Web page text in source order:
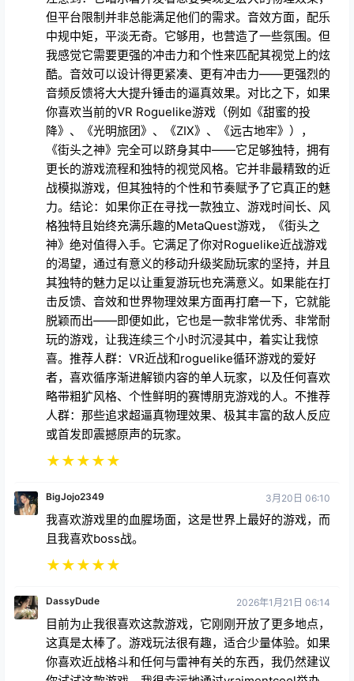
中规中矩，平淡无奇。它够用，也营造了一些氛围。但
我感觉它需要更强的冲击力和个性来匹配其视觉上的炫
酷。音效可以设计得更紧凑、更有冲击力——更强烈的
音频反馈将大大提升锤击的逼真效果。对比之下，如果
你喜欢当前的VR Roguelike游戏（例如《甜蜜的投
降》、《光明旅团》、《ZIX》、《远古地牢》），
《街头之神》完全可以跻身其中——它足够独特，拥有
更长的游戏流程和独特的视觉风格。它并非最精致的近
战模拟游戏，但其独特的个性和节奏赋予了它真正的魅
力。结论：如果你正在寻找一款独立、游戏时间长、风
格独特且始终充满乐趣的MetaQuest游戏，《街头之
神》绝对值得入手。它满足了你对Roguelike近战游戏
的渴望，通过有意义的移动升级奖励玩家的坚持，并且
其独特的魅力足以让重复游玩也充满意义。如果能在打
击反馈、音效和世界物理效果方面再打磨一下，它就能
脱颖而出——即便如此，它也是一款非常优秀、非常耐
玩的游戏，让我连续三个小时沉浸其中，着实让我惊
喜。推荐人群：VR近战和roguelike循环游戏的爱好
者，喜欢循序渐进解锁内容的单人玩家，以及任何喜欢
略带粗犷风格、个性鲜明的赛博朋克游戏的人。不推荐
人群：那些追求超逼真物理效果、极其丰富的敌人反应
或首发即震撼原声的玩家。
★★★★★
我喜欢游戏里的血腥场面，这是世界上最好的游戏，而
且我喜欢boss战。
★★★★★
目前为止我很喜欢这款游戏，它刚刚开放了更多地点，
这真是太棒了。游戏玩法很有趣，适合少量体验。如果
你喜欢近战格斗和任何与雷神有关的东西，我仍然建议
你试试这款游戏。我很幸运地通过vraimentcool举办